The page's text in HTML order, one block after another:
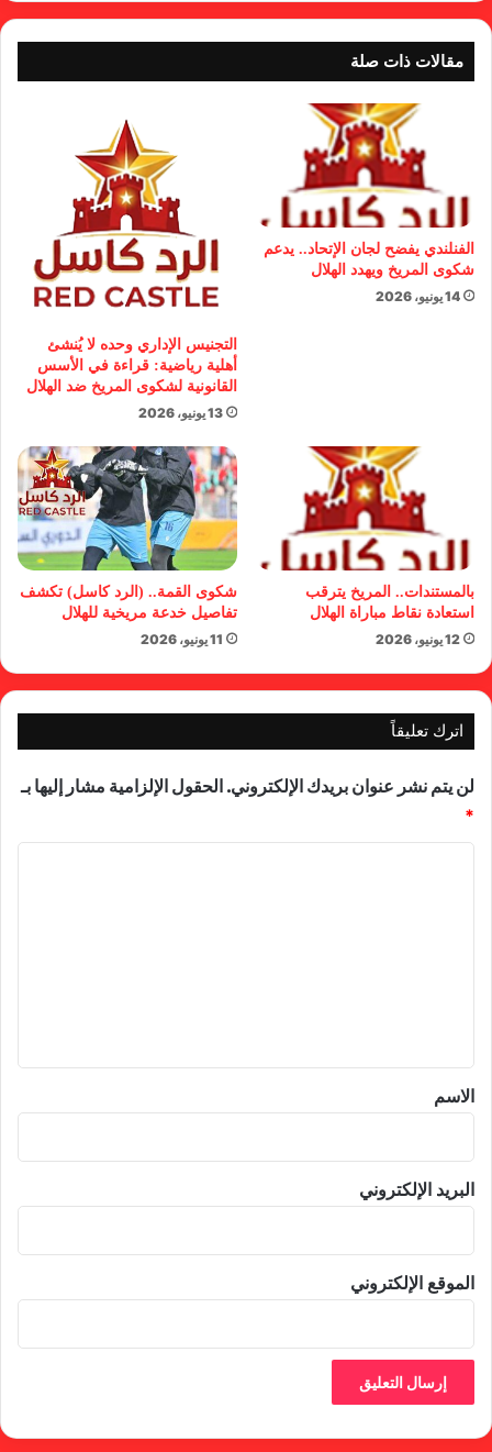
مقالات ذات صلة
الفنلندي يفضح لجان الإتحاد.. يدعم
شكوى المريخ ويهدد الهلال
14 يونيو، 2026
التجنيس الإداري وحده لا يُنشئ
أهلية رياضية: قراءة في الأسس
القانونية لشكوى المريخ ضد الهلال
13 يونيو، 2026
بالمستندات.. المريخ يترقب
استعادة نقاط مباراة الهلال
12 يونيو، 2026
شكوى القمة.. (الرد كاسل) تكشف
تفاصيل خدعة مريخية للهلال
11 يونيو، 2026
اترك تعليقاً
لن يتم نشر عنوان بريدك الإلكتروني. الحقول الإلزامية مشار إليها بـ
*
*
الاسم
البريد الإلكتروني
الموقع الإلكتروني